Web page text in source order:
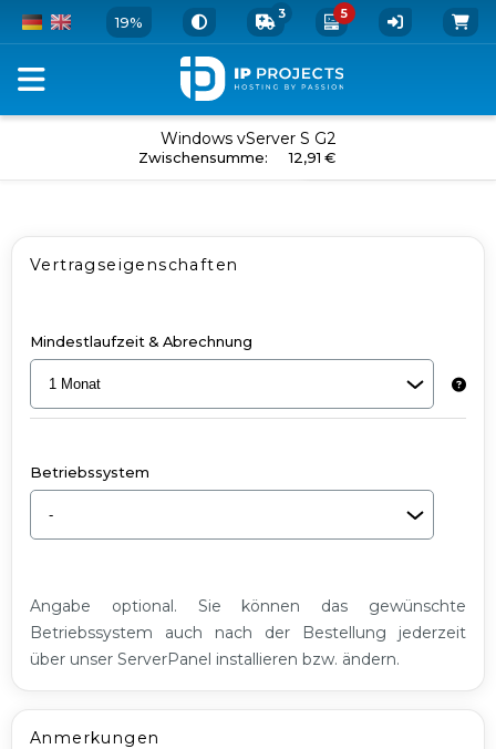
19% 3 5
Ons
bestellen
Windows
vServer
Windows vServer S G2
Zwischensumme: 12,91 €in den Warenkorb
Vertragseigenschaften
Mindestlaufzeit & Abrechnung
Betriebssystem
Angabe optional. Sie können das gewünschte
Betriebssystem auch nach der Bestellung jederzeit
über unser ServerPanel installieren bzw. ändern.
Anmerkungen